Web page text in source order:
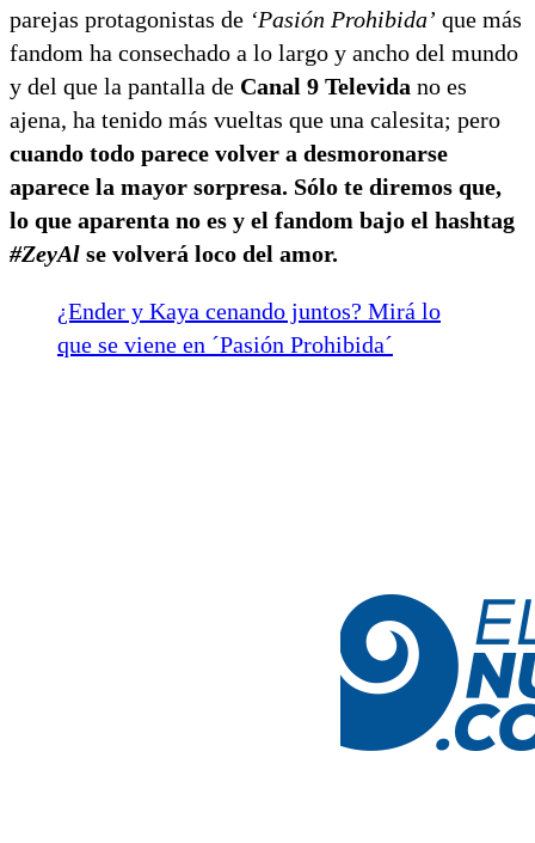
parejas protagonistas de ‘Pasión Prohibida’ que más
fandom ha consechado a lo largo y ancho del mundo
y del que la pantalla de Canal 9 Televida no es
ajena, ha tenido más vueltas que una calesita; pero
cuando todo parece volver a desmoronarse
aparece la mayor sorpresa. Sólo te diremos que,
lo que aparenta no es y el fandom bajo el hashtag
#ZeyAl se volverá loco del amor.
¿Ender y Kaya cenando juntos? Mirá lo
que se viene en ´Pasión Prohibida´